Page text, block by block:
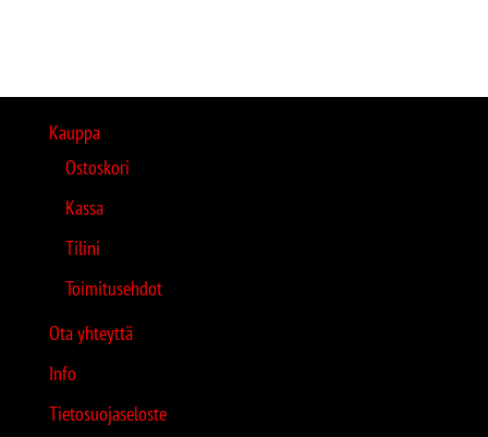
Kauppa
Ostoskori
Kassa
Tilini
Toimitusehdot
Ota yhteyttä
Info
Tietosuojaseloste